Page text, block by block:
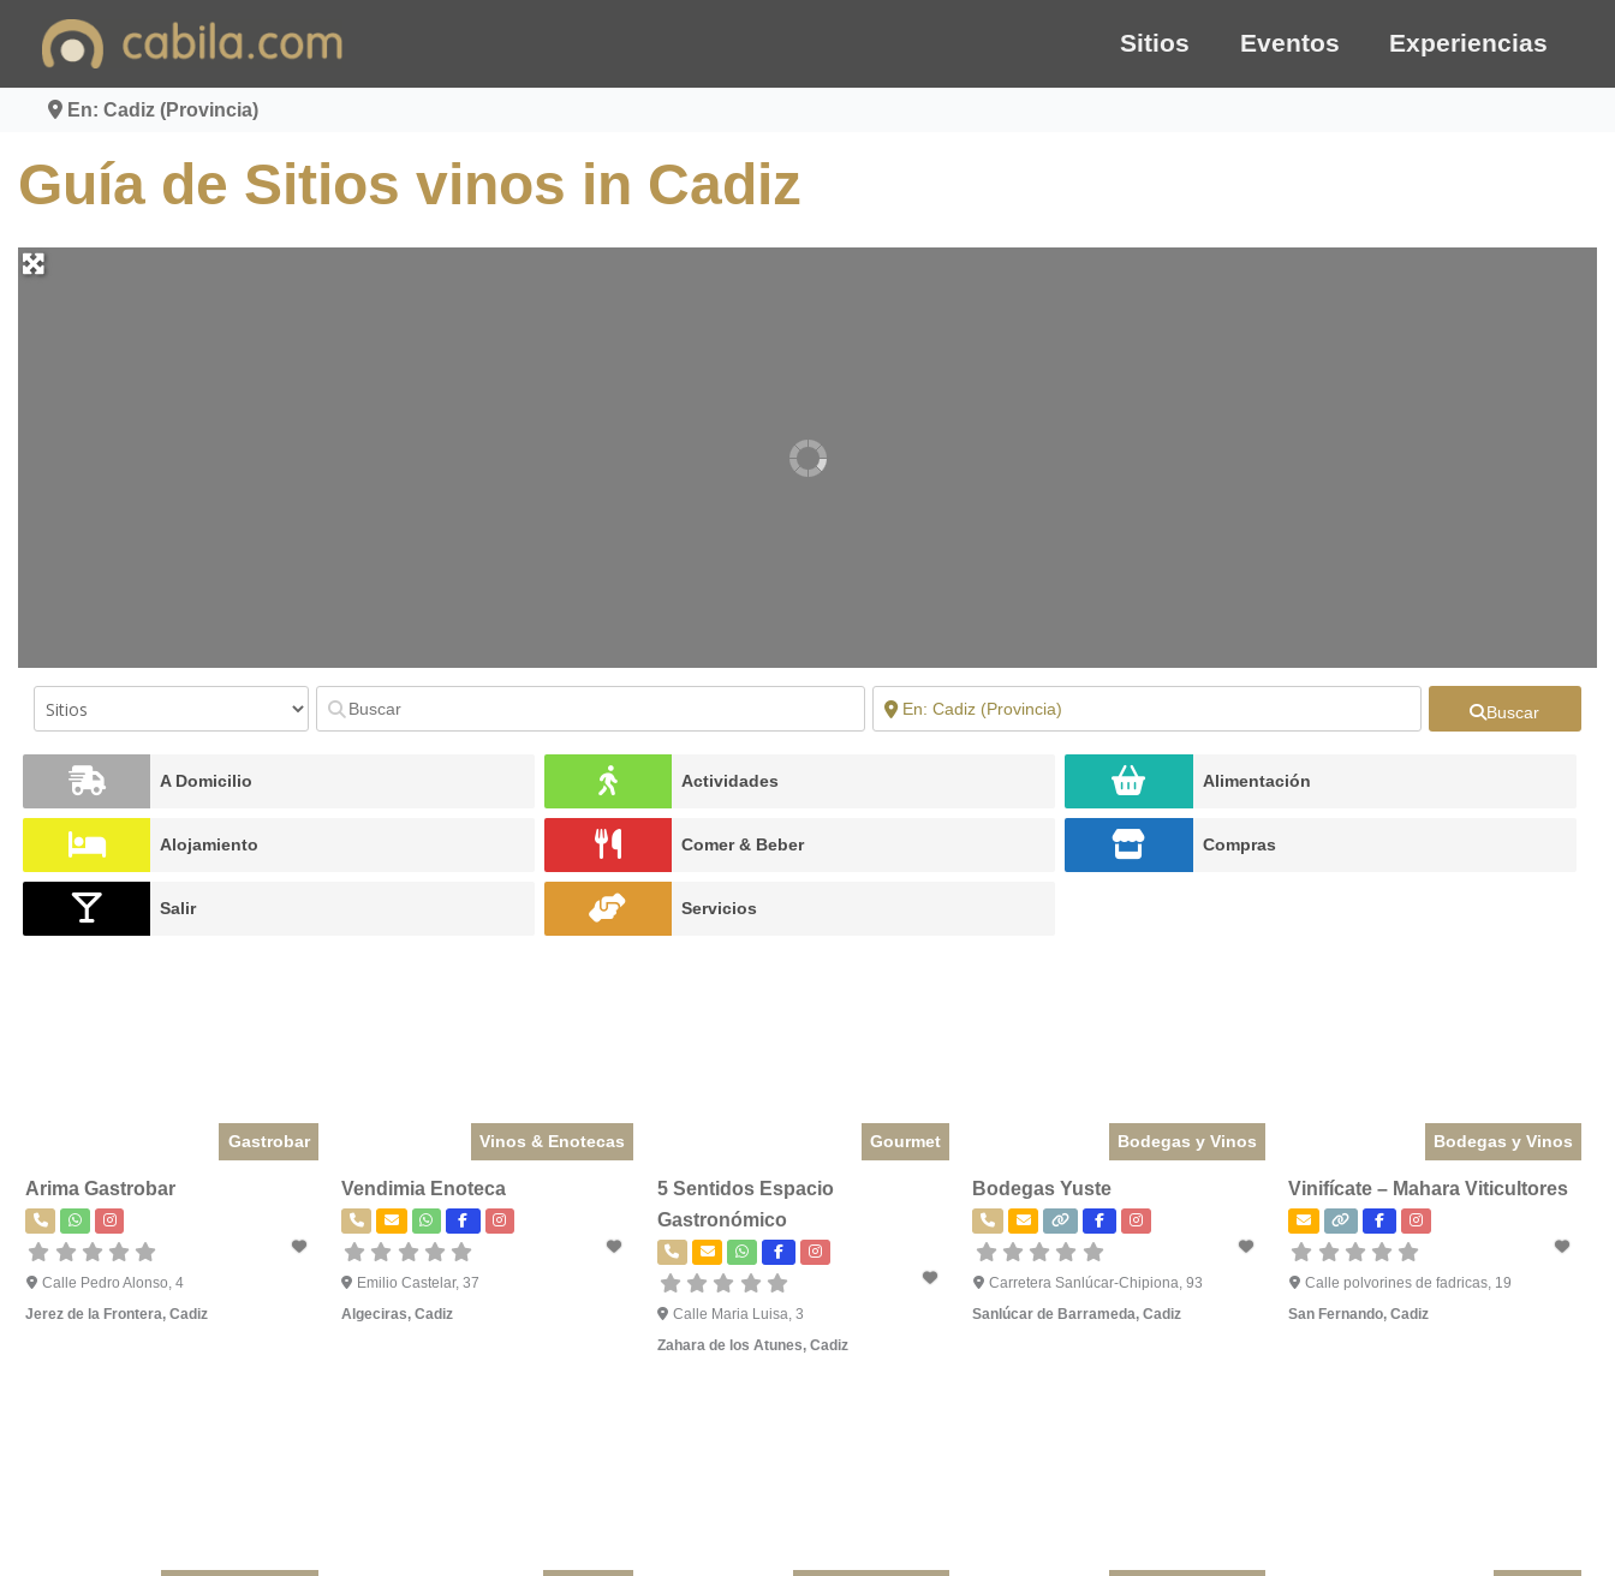
Sitios Eventos Experiencias
En: Cadiz (Provincia)
Guía de Sitios vinos in Cadiz
Buscar
A Domicilio Actividades Alimentación
Alojamiento Comer & Beber Compras
Salir Servicios
Gastrobar
Arima Gastrobar
Calle Pedro Alonso, 4
Jerez de la Frontera, Cadiz
Vinos & Enotecas
Vendimia Enoteca
Emilio Castelar, 37
Algeciras, Cadiz
Gourmet
5 Sentidos Espacio
Gastronómico
Calle Maria Luisa, 3
Zahara de los Atunes, Cadiz
Bodegas y Vinos
Bodegas Yuste
Carretera Sanlúcar-Chipiona, 93
Sanlúcar de Barrameda,Cadiz
Bodegas y Vinos
Vinifícate – Mahara Viticultores
Calle polvorines de fadricas, 19
San Fernando,Cadiz